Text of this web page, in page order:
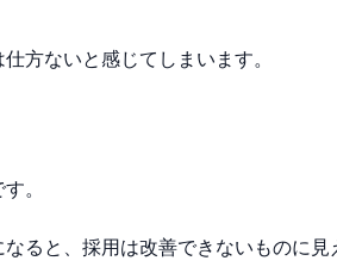
方ないと感じてしまいます。
。
ると、採用は改善できないものに見